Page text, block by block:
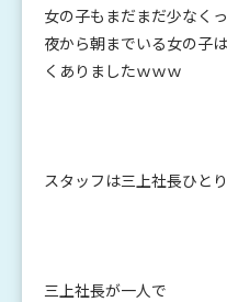
女の子もまだまだ少なく
夜から朝までいる女の子
くありましたｗｗｗ
スタッフは三上社長ひとり
三上社長が一人で